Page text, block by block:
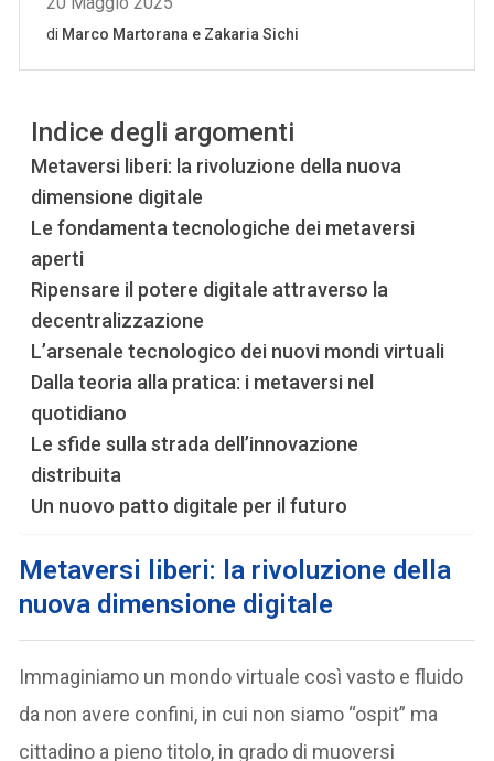
Indice degli argomenti
Metaversi liberi: la rivoluzione della nuova
dimensione digitale
Le fondamenta tecnologiche dei metaversi
aperti
Ripensare il potere digitale attraverso la
decentralizzazione
L’arsenale tecnologico dei nuovi mondi virtuali
Dalla teoria alla pratica: i metaversi nel
quotidiano
Le sfide sulla strada dell’innovazione
distribuita
Un nuovo patto digitale per il futuro
Metaversi liberi: la rivoluzione della
nuova dimensione digitale
Immaginiamo un mondo virtuale così vasto e fluido
da non avere confini, in cui non siamo “ospit” ma
cittadino a pieno titolo, in grado di muoversi